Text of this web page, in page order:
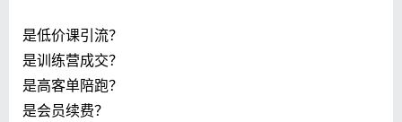
是低价课引流？
是训练营成交？
是高客单陪跑？
是会员续费？